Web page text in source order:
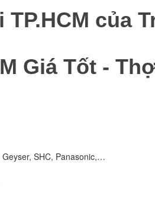
của
Giá Tốt -
SHC, Panasonic,…